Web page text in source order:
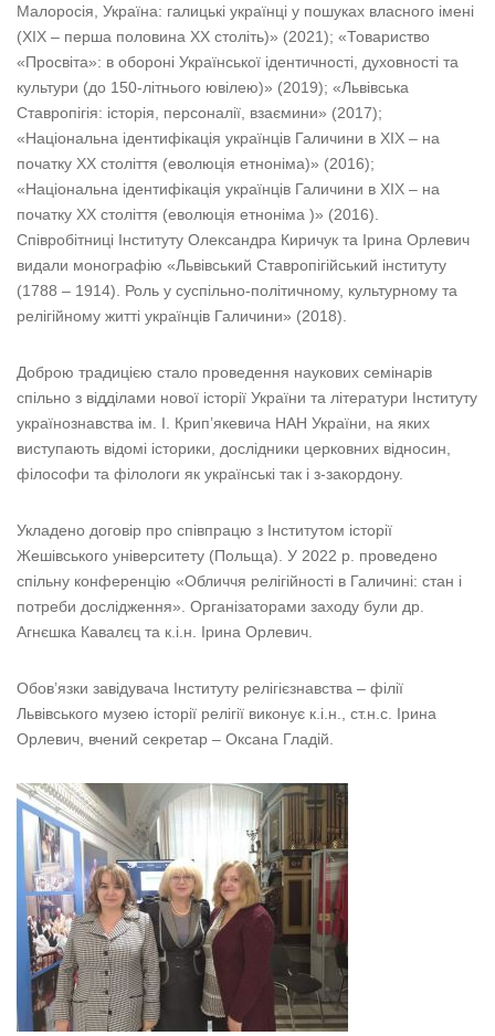
Малоросія, Україна: галицькі українці у пошуках власного імені
(ХІХ – перша половина ХХ століть)» (2021); «Товариство
«Просвіта»: в обороні Української ідентичності, духовності та
культури (до 150-літнього ювілею)» (2019); «Львівська
Ставропігія: історія, персоналії, взаємини» (2017);
«Національна ідентифікація українців Галичини в ХІХ – на
початку ХХ століття (еволюція етноніма)» (2016);
«Національна ідентифікація українців Галичини в ХІХ – на
початку ХХ століття (еволюція етноніма )» (2016).
Співробітниці Інституту Олександра Киричук та Ірина Орлевич
видали монографію «Львівський Ставропігійський інституту
(1788 – 1914). Роль у суспільно-політичному, культурному та
релігійному житті українців Галичини» (2018).
Доброю традицією стало проведення наукових семінарів
спільно з відділами нової історії України та літератури Інституту
українознавства ім. І. Крип’якевича НАН України, на яких
виступають відомі історики, дослідники церковних відносин,
філософи та філологи як українські так і з-закордону.
Укладено договір про співпрацю з Інститутом історії
Жешівського університету (Польща). У 2022 р. проведено
спільну конференцію «Обличчя релігійності в Галичині: стан і
потреби дослідження». Організаторами заходу були др.
Агнєшка Кавалєц та к.і.н. Ірина Орлевич.
Обов’язки завідувача Інституту релігієзнавства – філії
Львівського музею історії релігії виконує к.і.н., ст.н.с. Ірина
Орлевич, вчений секретар – Оксана Гладій.